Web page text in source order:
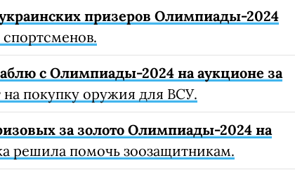
призеров Олимпиады-2024
с Олимпиады-2024 на аукционе за
покупку оружия для ВСУ.
за золото Олимпиады-2024 на
решила помочь зоозащитникам.